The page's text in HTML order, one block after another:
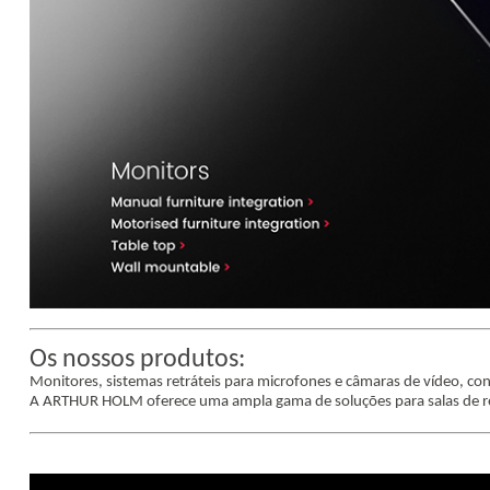
Os nossos produtos:
Monitores, sistemas retráteis para microfones e câmaras de vídeo,
A ARTHUR HOLM oferece uma ampla gama de soluções para salas